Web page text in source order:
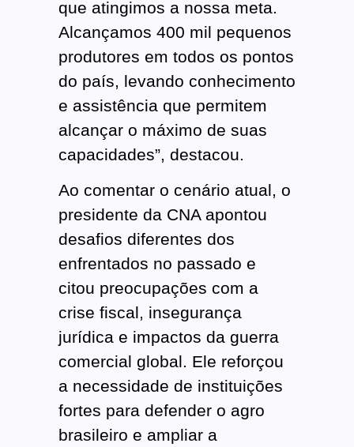
que atingimos a nossa meta.
Alcançamos 400 mil pequenos
produtores em todos os pontos
do país, levando conhecimento
e assistência que permitem
alcançar o máximo de suas
capacidades”, destacou.
Ao comentar o cenário atual, o
presidente da CNA apontou
desafios diferentes dos
enfrentados no passado e
citou preocupações com a
crise fiscal, insegurança
jurídica e impactos da guerra
comercial global. Ele reforçou
a necessidade de instituições
fortes para defender o agro
brasileiro e ampliar a